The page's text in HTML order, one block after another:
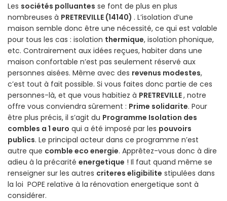
Les sociétés polluantes se font de plus en plus
nombreuses à PRETREVILLE (14140) . L’isolation d’une
maison semble donc être une nécessité, ce qui est valable
pour tous les cas : isolation thermique, isolation phonique,
etc. Contrairement aux idées reçues, habiter dans une
maison confortable n’est pas seulement réservé aux
personnes aisées. Même avec des revenus modestes,
c’est tout à fait possible. Si vous faites donc partie de ces
personnes-là, et que vous habitiez à PRETREVILLE, notre
offre vous conviendra sûrement : Prime solidarite. Pour
être plus précis, il s’agit du Programme Isolation des
combles a 1 euro qui a été imposé par les pouvoirs
publics. Le principal acteur dans ce programme n’est
autre que comble eco energie. Apprêtez-vous donc à dire
adieu à la précarité energetique ! Il faut quand même se
renseigner sur les autres criteres eligibilite stipulées dans
la loi POPE relative à la rénovation energetique sont à
considérer.